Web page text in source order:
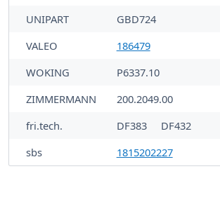
UNIPART
GBD724
VALEO
186479
WOKING
P6337.10
ZIMMERMANN
200.2049.00
fri.tech.
DF383
DF432
sbs
1815202227